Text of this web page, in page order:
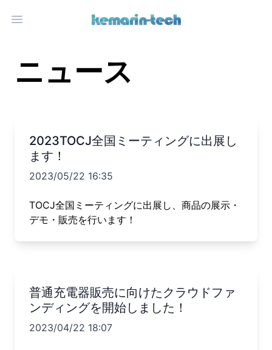
Open main menu
ニュース
2023TOCJ全国ミーティングに出展し
ます！
2023/05/22 16:35
TOCJ全国ミーティングに出展し、商品の展示・
デモ・販売を行います！
普通充電器販売に向けたクラウドファ
ンディングを開始しました！
2023/04/22 18:07